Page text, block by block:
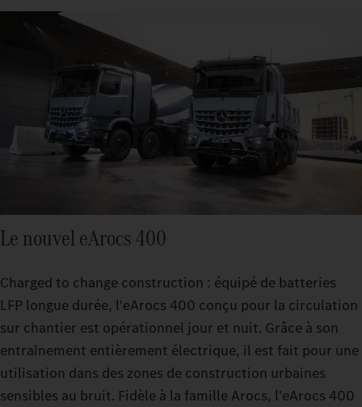
Le nouvel eArocs 400
Charged to change construction : équipé de batteries
LFP longue durée, l'eArocs 400 conçu pour la circulation
sur chantier est opérationnel jour et nuit. Grâce à son
entraînement entièrement électrique, il est fait pour une
utilisation dans des zones de construction urbaines
sensibles au bruit. Fidèle à la famille Arocs, l'eArocs 400